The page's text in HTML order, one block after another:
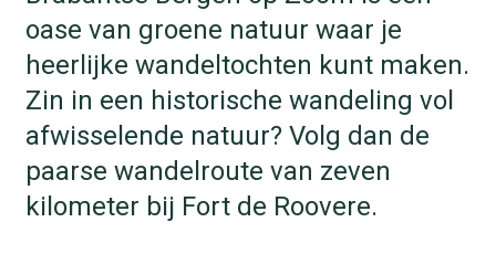
oase van groene natuur waar je
heerlijke wandeltochten kunt maken.
Zin in een historische wandeling vol
afwisselende natuur? Volg dan de
paarse wandelroute van zeven
kilometer bij Fort de Roovere.